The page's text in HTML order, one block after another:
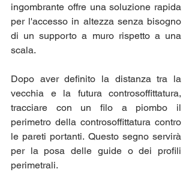
ingombrante offre una soluzione rapida
per l'accesso in altezza senza bisogno
di un supporto a muro rispetto a una
scala.
Dopo aver definito la distanza tra la
vecchia e la futura controsoffittatura,
tracciare con un filo a piombo il
perimetro della controsoffittatura contro
le pareti portanti. Questo segno servirà
per la posa delle guide o dei profili
perimetrali.